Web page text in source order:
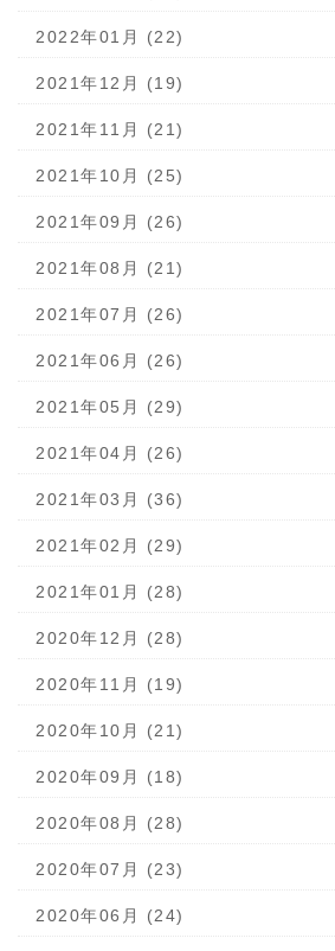
2022年01月 (22)
2021年12月 (19)
2021年11月 (21)
2021年10月 (25)
2021年09月 (26)
2021年08月 (21)
2021年07月 (26)
2021年06月 (26)
2021年05月 (29)
2021年04月 (26)
2021年03月 (36)
2021年02月 (29)
2021年01月 (28)
2020年12月 (28)
2020年11月 (19)
2020年10月 (21)
2020年09月 (18)
2020年08月 (28)
2020年07月 (23)
2020年06月 (24)